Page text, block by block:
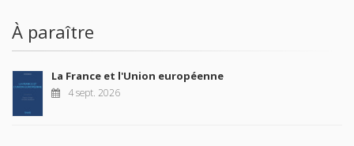
À paraître
La France et l'Union européenne
4 sept. 2026